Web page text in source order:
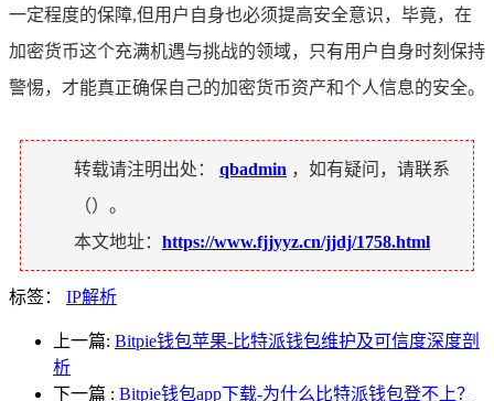
一定程度的保障,但用户自身也必须提高安全意识，毕竟，在
加密货币这个充满机遇与挑战的领域，只有用户自身时刻保持
警惕，才能真正确保自己的加密货币资产和个人信息的安全。
转载请注明出处： qbadmin ，如有疑问，请联系
（）。
本文地址： https://www.fjjyyz.cn/jjdj/1758.html
标签： IP解析
上一篇: Bitpie钱包苹果-比特派钱包维护及可信度深度剖
析
下一篇 : Bitpie钱包app下载-为什么比特派钱包登不上？